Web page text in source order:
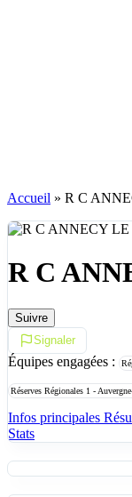
Accueil » R C
R C
Suivre
Signaler
Équipes engagées :
Réserves Régionales 1 -
Infos principales
Stats